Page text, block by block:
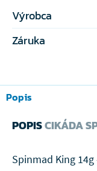
Výrobca
Záruka
Popis
POPISCIKÁDA
Spinmad King